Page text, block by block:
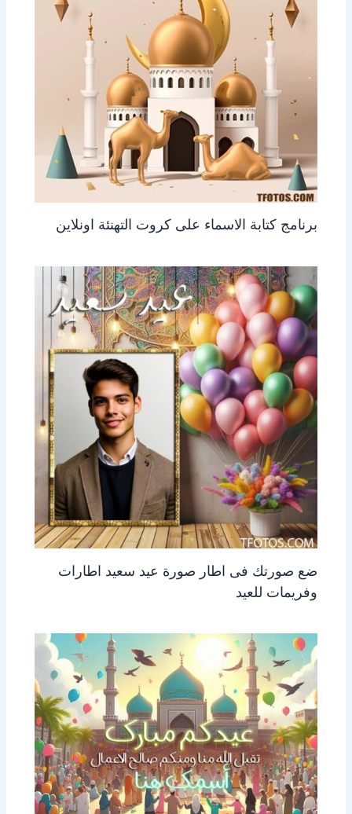
برنامج كتابة الاسماء على كروت التهنئة اونلاين
ضع صورتك فى اطار صورة عيد سعيد اطارات
وفريمات للعيد